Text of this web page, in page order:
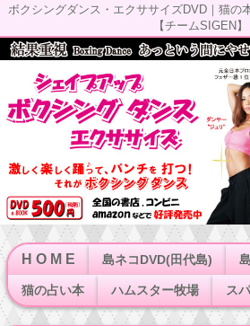
ボクシングダンス・エクササイズDVD｜猫の
【チームSIGEN】
H O M E 島ネコDVD(田代島)
猫の占い本 ハムスター牧場 ス